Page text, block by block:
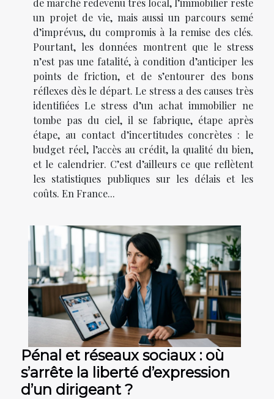
de marché redevenu très local, l’immobilier reste
un projet de vie, mais aussi un parcours semé
d’imprévus, du compromis à la remise des clés.
Pourtant, les données montrent que le stress
n’est pas une fatalité, à condition d’anticiper les
points de friction, et de s’entourer des bons
réflexes dès le départ. Le stress a des causes très
identifiées Le stress d’un achat immobilier ne
tombe pas du ciel, il se fabrique, étape après
étape, au contact d’incertitudes concrètes : le
budget réel, l’accès au crédit, la qualité du bien,
et le calendrier. C’est d’ailleurs ce que reflètent
les statistiques publiques sur les délais et les
coûts. En France...
Pénal et réseaux sociaux : où
s’arrête la liberté d’expression
d’un dirigeant ?